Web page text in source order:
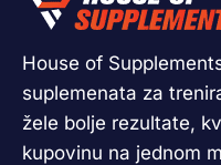
House of
suplemenata za
žele bolje rezultate,
kupovinu na jednom